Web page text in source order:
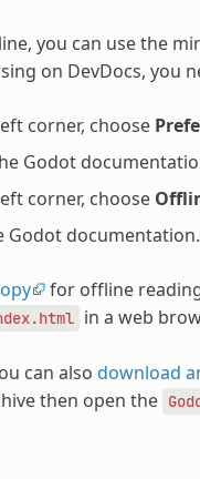
you can use the
on DevDocs, you
corner, choose
Godot
corner, choose
Godot documentation.
for offline reading
in a web
can also download
then open the